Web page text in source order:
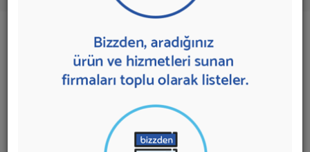
1 sonuç bulundu.